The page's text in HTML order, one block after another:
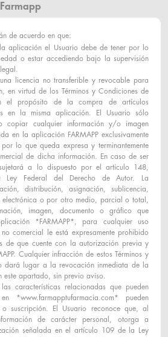
de acuerdo en que:
aplicación el Usuario debe de tener por lo
o estar accediendo bajo la supervisión
una licencia no transferible y revocable para
en virtud de los Términos y Condiciones de
el propósito de la compra de artículos
en la misma aplicación. El Usuario sólo
copiar cualquier información y/o imagen
en la aplicación FARMAPP exclusivamente
lo que queda expresa y terminantemente
de dicha información. En caso de ser
a lo dispuesto por el artículo 148,
Federal del Derecho de Autor. La
distribución, asignación, sublicencia,
electrónica o por otro medio, parcial o total,
imagen, documento o gráfico que
*FARMAPP*, para cualquier uso
comercial le está expresamente prohibido
de que cuente con la autorización previa y
Cualquier infracción de estos Términos y
dará lugar a la revocación inmediata de la
este apartado, sin previo aviso.
características relacionadas que pueden
*www.farmapptufarmacia.com* pueden
suscripción. El Usuario reconoce que, al
de carácter personal, otorga a
señalada en el artículo 109 de la Ley